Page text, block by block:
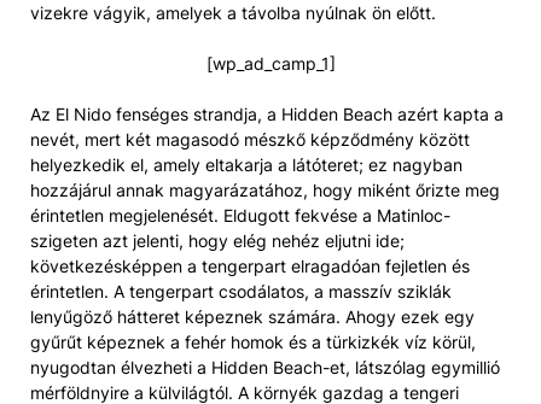
vizekre vágyik, amelyek a távolba nyúlnak ön előtt.
[wp_ad_camp_1]
Az El Nido fenséges strandja, a Hidden Beach azért kapta a
nevét, mert két magasodó mészkő képződmény között
helyezkedik el, amely eltakarja a látóteret; ez nagyban
hozzájárul annak magyarázatához, hogy miként őrizte meg
érintetlen megjelenését. Eldugott fekvése a Matinloc-
szigeten azt jelenti, hogy elég nehéz eljutni ide;
következésképpen a tengerpart elragadóan fejletlen és
érintetlen. A tengerpart csodálatos, a masszív sziklák
lenyűgöző hátteret képeznek számára. Ahogy ezek egy
gyűrűt képeznek a fehér homok és a türkizkék víz körül,
nyugodtan élvezheti a Hidden Beach-et, látszólag egymillió
mérföldnyire a külvilágtól. A környék gazdag a tengeri